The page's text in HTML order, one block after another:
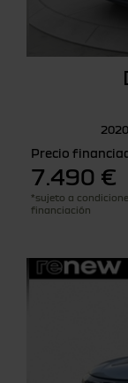
Precio
7.490 €
*sujeto a
financiación